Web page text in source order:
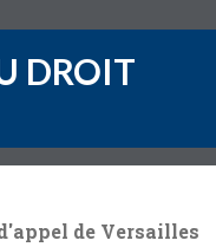
DROIT
de Versailles